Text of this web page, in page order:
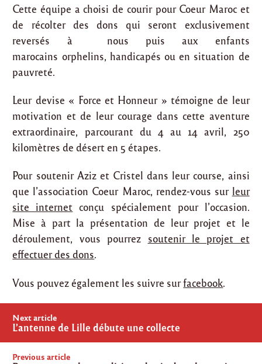
Cette équipe a choisi de courir pour Coeur Maroc et
de récolter des dons qui seront exclusivement
reversés à nous puis aux enfants
marocains orphelins, handicapés ou en situation de
pauvreté.
Leur devise « Force et Honneur » témoigne de leur
motivation et de leur courage dans cette aventure
extraordinaire, parcourant du 4 au 14 avril, 250
kilomètres de désert en 5 étapes.
Pour soutenir Aziz et Cristel dans leur course, ainsi
que l’association Coeur Maroc, rendez-vous sur leur
site internet conçu spécialement pour l’occasion.
Mise à part la présentation de leur projet et le
déroulement, vous pourrez soutenir le projet et
effectuer des dons.
Vous pouvez également les suivre surfacebook.
Post
navigation
Previous article
Next article
L’antenne de Lille débute une collecte